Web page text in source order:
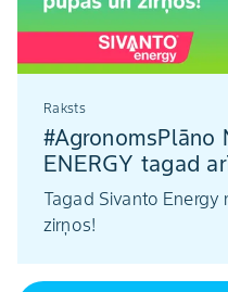
Raksts
#AgronomsPlāno
ENERGY tagad
Tagad Sivanto Energy
zirņos!